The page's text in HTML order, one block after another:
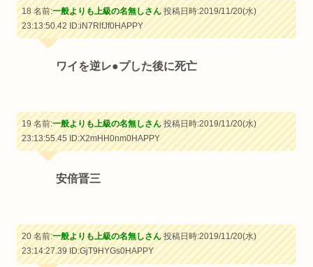
18 名前:一般よりも上級の名無しさん投稿日時:2019/11/20(水)
23:13:50.42ID:iN7RlfJf0HAPPY
ワイを逆レ●プした後に死亡
19 名前:一般よりも上級の名無しさん投稿日時:2019/11/20(水)
23:13:55.45ID:X2mHH0nm0HAPPY
安倍晋三
20 名前:一般よりも上級の名無しさん投稿日時:2019/11/20(水)
23:14:27.39ID:GjT9HYGs0HAPPY